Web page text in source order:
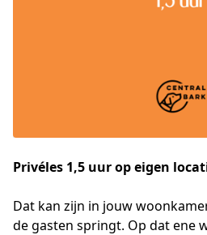
Privéles 1,5 uur op eigen
Dat kan zijn in jouw
de gasten springt. Op dat ene